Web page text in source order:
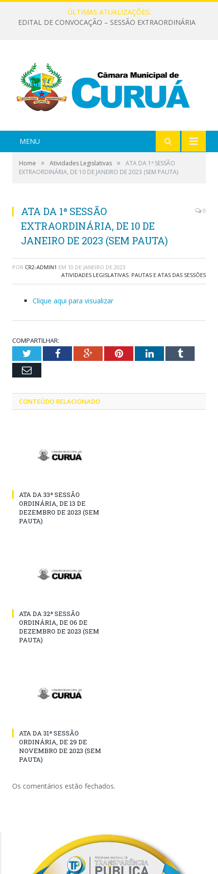
ÚLTIMAS ATUALIZAÇÕES:
EDITAL DE CONVOCAÇÃO – SESSÃO EXTRAORDINÁRIA
MENU
Home » Atividades Legislativas »
ATA DA 1ª SESSÃO
EXTRAORDINÁRIA, DE 10 DE JANEIRO DE 2023 (SEM PAUTA)
ATA DA 1ª SESSÃO
EXTRAORDINÁRIA, DE 10 DE
JANEIRO DE 2023 (SEM PAUTA)
0
POR CR2-ADMIN1 EM 10 DE JANEIRO DE 2023
ATIVIDADES LEGISLATIVAS, PAUTAS E ATAS DAS SESSÕES
Clique aqui para visualizar
COMPARTILHAR:
TwitterFacebookGoogle+PinterestLinkedInTumblr
Email
CONTEÚDO RELACIONADO
ATA DA 33ª SESSÃO
ORDINÁRIA, DE 13 DE
DEZEMBRO DE 2023 (SEM
PAUTA)
ATA DA 32ª SESSÃO
ORDINÁRIA, DE 06 DE
DEZEMBRO DE 2023 (SEM
PAUTA)
ATA DA 31ª SESSÃO
ORDINÁRIA, DE 29 DE
NOVEMBRO DE 2023 (SEM
PAUTA)
Os comentários estão fechados.